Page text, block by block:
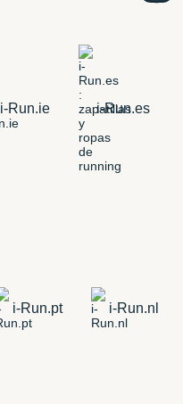
i-Run.ie i-Run.es
i-Run.pt i-Run.nl